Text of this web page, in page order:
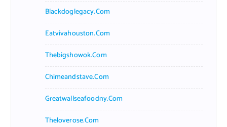
Blackdoglegacy.com
Eatvivahouston.com
Thebigshowok.com
Chimeandstave.com
Greatwallseafoodny.com
Theloverose.com